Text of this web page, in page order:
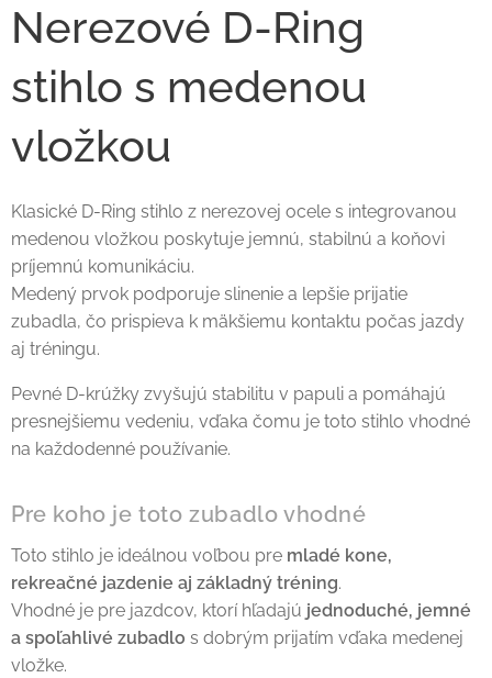
Nerezové D-Ring
stihlo s medenou
vložkou
Klasické D-Ring stihlo z nerezovej ocele s integrovanou
medenou vložkou poskytuje jemnú, stabilnú a koňovi
príjemnú komunikáciu.
Medený prvok podporuje slinenie a lepšie prijatie
zubadla, čo prispieva k mäkšiemu kontaktu počas jazdy
aj tréningu.
Pevné D-krúžky zvyšujú stabilitu v papuli a pomáhajú
presnejšiemu vedeniu, vďaka čomu je toto stihlo vhodné
na každodenné používanie.
Pre koho je toto zubadlo vhodné
Toto stihlo je ideálnou voľbou pre mladé kone,
rekreačné jazdenie aj základný tréning.
Vhodné je pre jazdcov, ktorí hľadajú jednoduché, jemné
a spoľahlivé zubadlo s dobrým prijatím vďaka medenej
vložke.